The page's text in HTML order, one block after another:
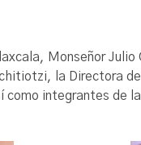
Monseñor
la Directora
como integrantes de